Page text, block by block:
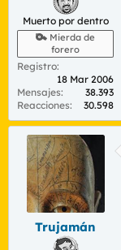
Muerto por dentro
Mierda de
forero
Registro
18 Mar 2006
Mensajes
38.393
Reacciones
30.598
Trujamán